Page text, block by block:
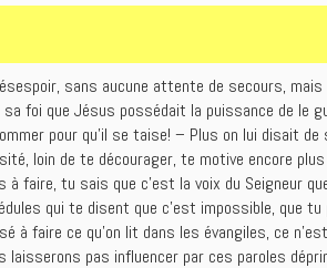
sans aucune attente de secours,
foi que Jésus possédait la puissance de le
pour qu’il se taise! – Plus on lui disait
loin de te décourager, te motive encore
faire, tu sais que c’est la voix du Seigneur
qui te disent que c’est impossible, que
à faire ce qu’on lit dans les évangiles, ce
laisserons pas influencer par ces paroles